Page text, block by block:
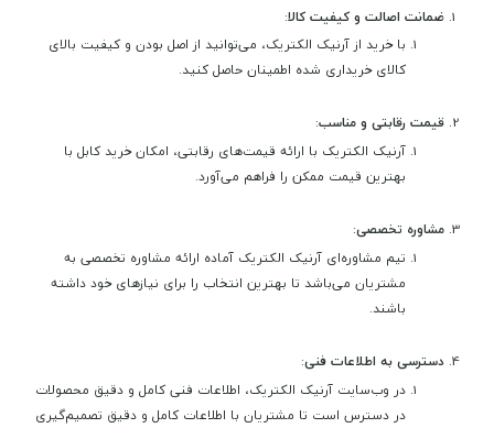
ضمانت اصالت و کیفیت کالا:
با خرید از آرنیک الکتریک، می‌توانید از اصل بودن و کیفیت بالای
کالای خریداری شده اطمینان حاصل کنید.
قیمت رقابتی و مناسب:
آرنیک الکتریک با ارائه قیمت‌های رقابتی، امکان خرید کابل با
بهترین قیمت ممکن را فراهم می‌آورد.
مشاوره تخصصی:
تیم مشاوره‌ای آرنیک الکتریک آماده ارائه مشاوره تخصصی به
مشتریان می‌باشد تا بهترین انتخاب را برای نیازهای خود داشته
باشند.
دسترسی به اطلاعات فنی:
در وب‌سایت آرنیک الکتریک، اطلاعات فنی کامل و دقیق محصولات
در دسترس است تا مشتریان با اطلاعات کامل و دقیق تصمیم‌گیری